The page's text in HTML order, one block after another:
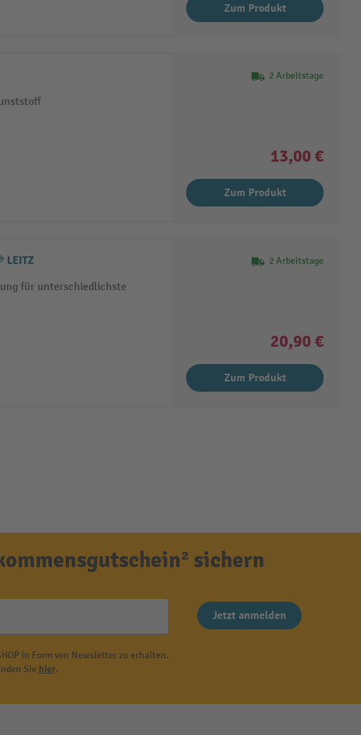
Zum Produkt
2 Arbeitstage
13,00 €
Zum Produkt
Leitz Flipchartfolie Easy Flip® LEITZ
für unterschiedlichste
2 Arbeitstage
20,90 €
Zum Produkt
sichern
Jetzt anmelden
in Form von Newsletter zu erhalten.
Sie hier.